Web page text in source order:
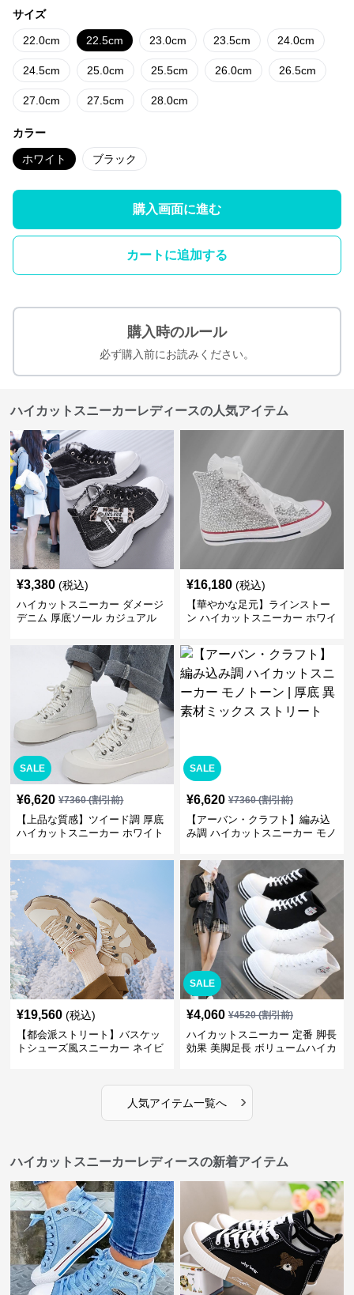
サイズ
22.0cm 22.5cm 23.0cm 23.5cm 24.0cm
24.5cm 25.0cm 25.5cm 26.0cm 26.5cm
27.0cm 27.5cm 28.0cm
カラー
ホワイト ブラック
購入画面に進む
カートに追加する
購入時のルール
必ず購入前にお読みください。
ハイカットスニーカーレディースの人気アイテム
¥3,380 (税込)
ハイカットスニーカー ダメージ
デニム 厚底ソール カジュアル
かわいい 学校 日常使い 履きや
¥16,180 (税込)
【華やかな足元】ラインストー
ン ハイカットスニーカー ホワイ
ボン
SALE
¥6,620 ¥7360(割引前)
【上品な質感】ツイード調 厚底
ハイカットスニーカー ホワイト
ビ クラシック
SALE
¥6,620 ¥7360(割引前)
【アーバン・クラフト】編み込
み調 ハイカットスニーカー モノ
トリート
¥19,560 (税込)
【都会派ストリート】バスケッ
トシューズ風スニーカー ネイビ
SALE
¥4,060 ¥4520(割引前)
ハイカットスニーカー 定番 脚長
効果 美脚足長 ボリュームハイカ
かわいい
人気アイテム一覧へ ›
ハイカットスニーカーレディースの新着アイテム